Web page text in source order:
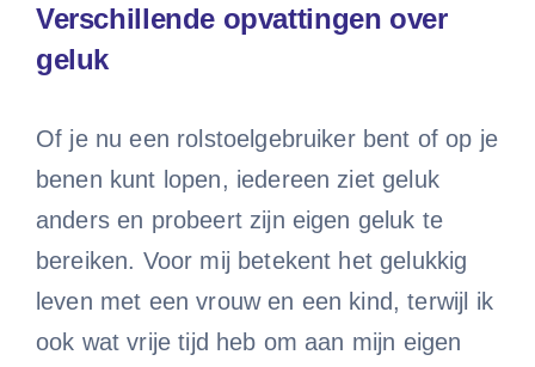
Verschillende opvattingen over
geluk
Of je nu een rolstoelgebruiker bent of op je
benen kunt lopen, iedereen ziet geluk
anders en probeert zijn eigen geluk te
bereiken. Voor mij betekent het gelukkig
leven met een vrouw en een kind, terwijl ik
ook wat vrije tijd heb om aan mijn eigen